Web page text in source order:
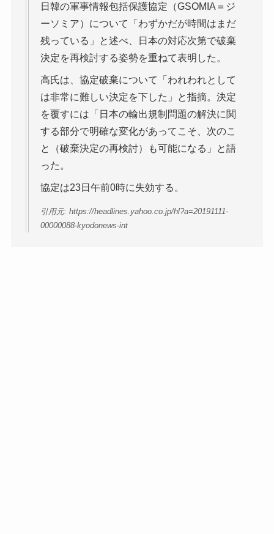
日韓の軍事情報包括保護協定（GSOMIA＝ジ
ーソミア）について「わずかだが時間はまだ
残っている」と述べ、日本の対応次第で破棄
決定を再検討する姿勢を重ねて表明した。
高氏は、協定破棄について「われわれとして
は非常に難しい決定を下した」と指摘。決定
を覆すには「日本の輸出規制問題の解決に関
する部分で明確な変化があってこそ、次のこ
と（破棄決定の再検討）も可能になる」と語
った。
協定は23日午前0時に失効する。
引用元: https://headlines.yahoo.co.jp/hl?a=20191111-
00000088-kyodonews-int